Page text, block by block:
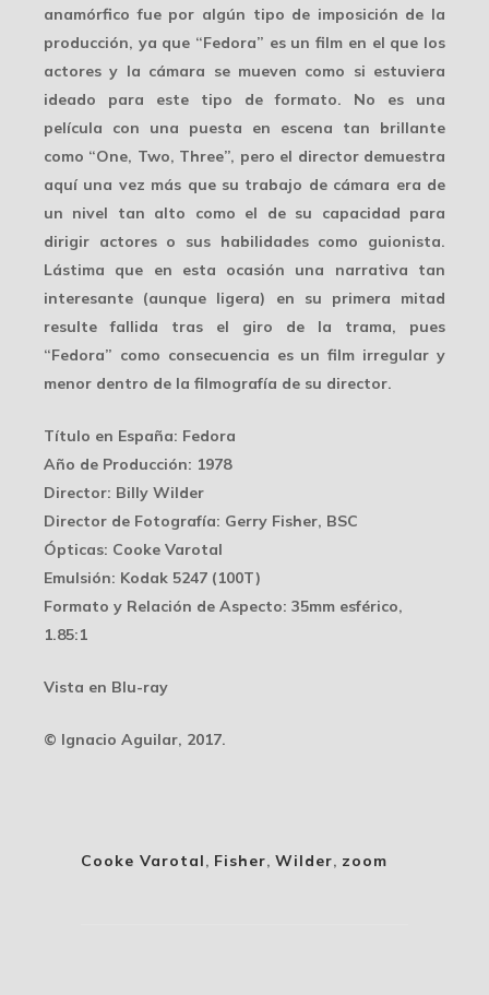
anamórfico fue por algún tipo de imposición de la
producción, ya que “Fedora” es un film en el que los
actores y la cámara se mueven como si estuviera
ideado para este tipo de formato. No es una
película con una puesta en escena tan brillante
como “One, Two, Three”, pero el director demuestra
aquí una vez más que su trabajo de cámara era de
un nivel tan alto como el de su capacidad para
dirigir actores o sus habilidades como guionista.
Lástima que en esta ocasión una narrativa tan
interesante (aunque ligera) en su primera mitad
resulte fallida tras el giro de la trama, pues
“Fedora” como consecuencia es un film irregular y
menor dentro de la filmografía de su director.
Título en España: Fedora
Año de Producción: 1978
Director: Billy Wilder
Director de Fotografía: Gerry Fisher, BSC
Ópticas: Cooke Varotal
Emulsión: Kodak 5247 (100T)
Formato y Relación de Aspecto: 35mm esférico,
1.85:1
Vista en Blu-ray
© Ignacio Aguilar, 2017.
Cooke Varotal, Fisher, Wilder, zoom